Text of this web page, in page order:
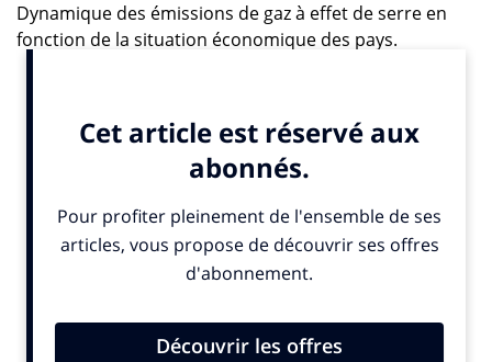
Dynamique des émissions de gaz à effet de serre en
fonction de la situation économique des pays.